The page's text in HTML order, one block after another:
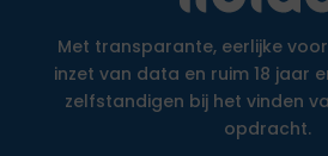
Met transparante, eerlijke
inzet van data en ruim 18 jaar
zelfstandigen bij het vinden
opdracht.